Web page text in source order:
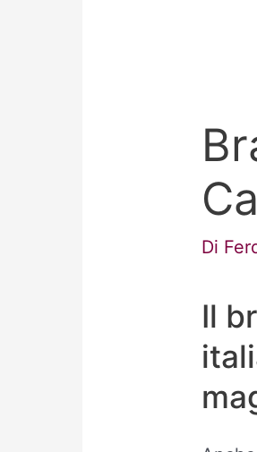
Di
Il